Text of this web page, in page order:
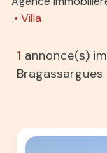
Villa
1 annonce(s)
Bragassargues